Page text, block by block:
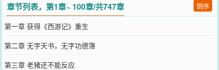
章节列表，第1章~ 100章/共747章 倒序
第一章 获得《西游记》重生
第二章 无字天书，无字功德簿
第三章 老猪还不能反应